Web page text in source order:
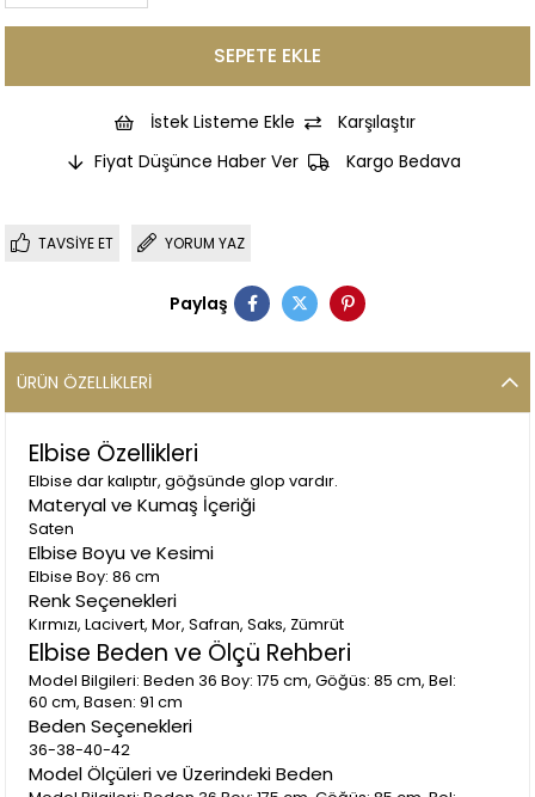
İstek Listeme Ekle
Karşılaştır
Fiyat Düşünce Haber Ver
Kargo Bedava
TAVSIYE ET YORUM YAZ
Paylaş
ÜRÜN ÖZELLIKLERI
Elbise Özellikleri
Elbise dar kalıptır, göğsünde glop vardır.
Materyal ve Kumaş İçeriği
Saten
Elbise Boyu ve Kesimi
Elbise Boy: 86 cm
Renk Seçenekleri
Kırmızı, Lacivert, Mor, Safran, Saks, Zümrüt
Elbise Beden ve Ölçü Rehberi
Model Bilgileri: Beden 36 Boy: 175 cm, Göğüs: 85 cm, Bel:
60 cm, Basen: 91 cm
Beden Seçenekleri
36-38-40-42
Model Ölçüleri ve Üzerindeki Beden